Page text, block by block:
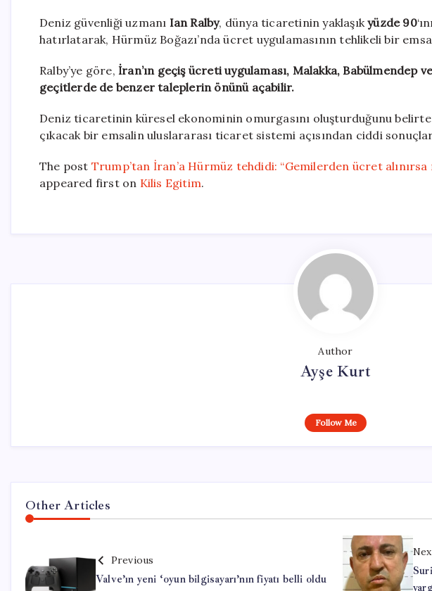
Deniz güvenliği uzmanı Ian Ralby, dünya ticaretinin yaklaşıkyüzde 90
hatırlatarak, Hürmüz Boğazı’nda ücret uygulamasının tehlikeli bir
Ralby’ye göre, İran’ın geçiş ücreti uygulaması, Malakka, Babülmendep
geçitlerde de benzer taleplerin önünü açabilir.
Deniz ticaretinin küresel ekonominin omurgasını oluşturduğunu
çıkacak bir emsalin uluslararası ticaret sistemi açısından ciddi
The post Trump’tan İran’a Hürmüz tehdidi: “Gemilerden ücret
appeared first on Kilis Egitim.
Author
Ayşe Kurt
Follow Me
Other Articles
Previous
Valve’ın yeni ‘oyun bilgisayarı’nın fiyatı belli oldu